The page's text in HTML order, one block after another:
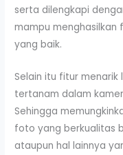
serta dilengkapi
mampu
yang baik.
Selain itu fitur
tertanam dalam
Sehingga
foto yang berkualitas
ataupun hal lainnya